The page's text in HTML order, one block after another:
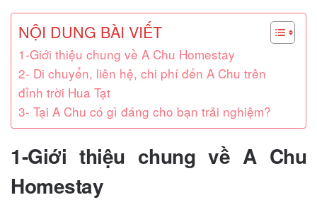
NỘI DUNG BÀI VIẾT
1-Giới thiệu chung về A Chu Homestay
2- Di chuyển, liên hệ, chi phí đến A Chu trên
đỉnh trời Hua Tạt
3- Tại A Chu có gì đáng cho bạn trải nghiệm?
1-Giới thiệu chung về A Chu
Homestay